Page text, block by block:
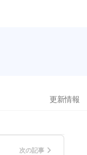
更新情報
次の記事